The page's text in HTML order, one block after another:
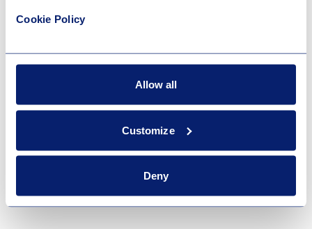
Cookie Policy
Allow all
Customize
Deny